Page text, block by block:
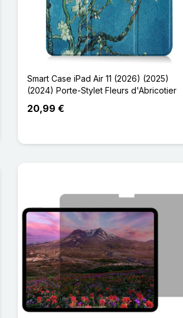
Smart Case iPad Air 11 (2026) (2025)
(2024) Porte-Stylet Fleurs d'Abricotier
20,99 €